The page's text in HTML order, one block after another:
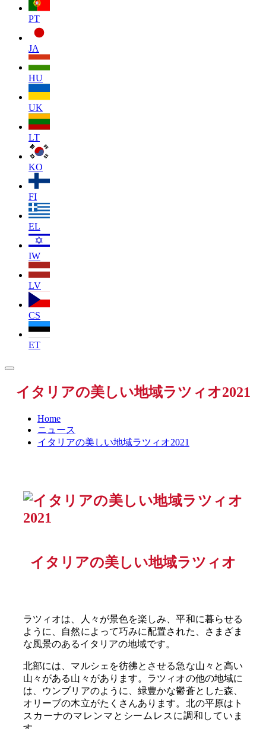
PT
JA
HU
UK
LT
KO
FI
EL
IW
LV
CS
ET
イタリアの美しい地域ラツィオ2021
Home
ニュース
イタリアの美しい地域ラツィオ2021
イタリアの美しい地域ラツィオ
ラツィオは、人々が景色を楽しみ、平和に暮らせる
ように、自然によって巧みに配置された、さまざま
な風景のあるイタリアの地域です。
北部には、マルシェを彷彿とさせる急な山々と高い
山々がある山々があります。ラツィオの他の地域に
は、ウンブリアのように、緑豊かな鬱蒼とした森、
オリーブの木立がたくさんあります。北の平原はト
スカーナのマレンマとシームレスに調和していま